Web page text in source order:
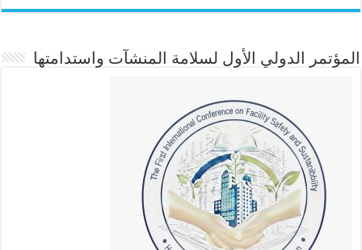
المؤتمر الدولي الأول لسلامة المنشآت واستدامتها